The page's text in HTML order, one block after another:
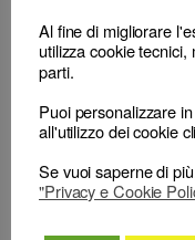
Decisione
Al fine di migliorare
utilizza cookie tecnici,
parti.
Puoi personalizzare
all'utilizzo dei cookie
Se vuoi saperne di
"Privacy e Cookie